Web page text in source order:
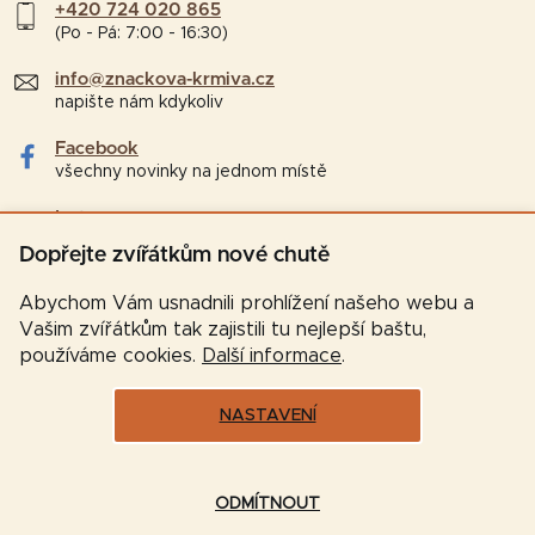
Dopřejte zvířátkům nové chutě
Abychom Vám usnadnili prohlížení našeho webu a
Vašim zvířátkům tak zajistili tu nejlepší baštu,
používáme cookies. Další informace.
NASTAVENÍ
ODMÍTNOUT
+420 724 020 865
(Po - Pá: 7:00 - 16:30)
info@znackova-krmiva.cz
napište nám kdykoliv
Facebook
všechny novinky na jednom místě
Instagram
tipy a zajímavosti pro chovatele
Vytvořil Shoptet